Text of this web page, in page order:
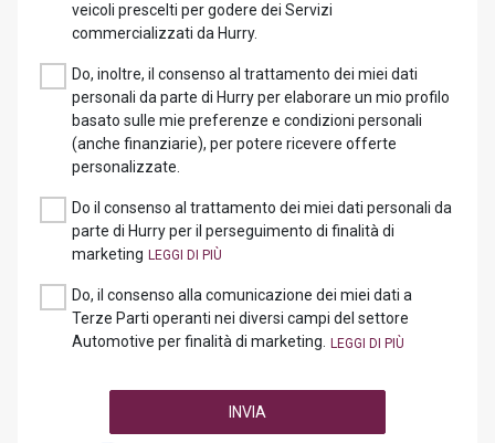
veicoli prescelti per godere dei Servizi
commercializzati da Hurry.
Do, inoltre, il consenso al trattamento dei miei dati
personali da parte di Hurry per elaborare un mio profilo
basato sulle mie preferenze e condizioni personali
(anche finanziarie), per potere ricevere offerte
personalizzate.
Do il consenso al trattamento dei miei dati personali da
parte di Hurry per il perseguimento di finalità di
marketing
Do, il consenso alla comunicazione dei miei dati a
Terze Parti operanti nei diversi campi del settore
Automotive per finalità di marketing.
INVIA